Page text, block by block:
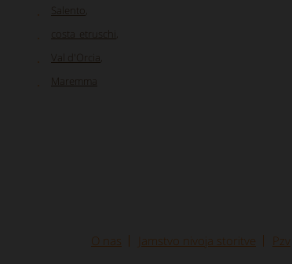
Salento
costa_etruschi
Val d'Orcia
Maremma
O nas Jamstvo nivoja storitve Pzv